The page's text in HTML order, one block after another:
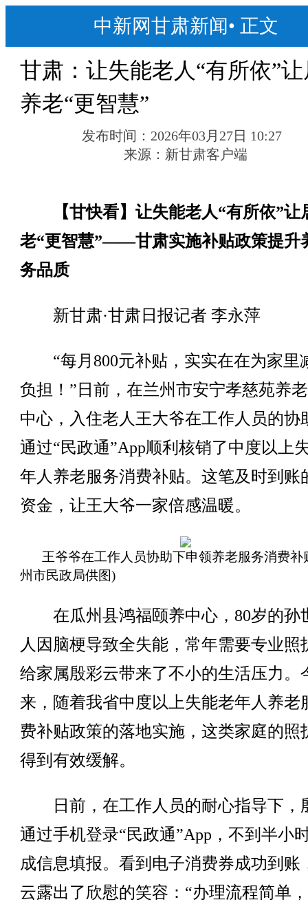
中新网甘肃新闻• 正文
甘肃：让失能老人“有所依”
养老“更智慧”
发布时间： 2026年03月27日 10:27
来源： 新甘肃客户端
【甘快看】让失能老人“有所依”让
老“更智慧”——甘肃实施补贴政策提升
务品质
新甘肃·甘肃日报记者 李永萍
“每月800元补贴，实实在在为家里
负担！”日前，在兰州市安宁孝慈苑养
中心，入住老人王大爷在工作人员的协
通过“民政通”App顺利核销了中度以上
年人养老服务消费补贴。这笔及时到账
资金，让王大爷一家倍感温暖。
王爷爷在工作人员协助下申领养老服务消费补
州市民政局供图)
在瓜州县鸿福颐养中心，80岁的孙
人因脑梗导致全失能，常年需要专业照
给家属殷彩云带来了不小的生活压力。
来，随着我省中度以上失能老年人养老
费补贴政策的落地实施，这类家庭的照
得到有效缓解。
日前，在工作人员的耐心指导下，
通过手机登录“民政通”App，不到半小
成信息填报。看到电子消费券成功到账
云露出了欣慰的笑容：“办理流程简单